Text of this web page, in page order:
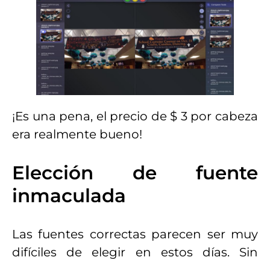
¡Es una pena, el precio de $ 3 por cabeza
era realmente bueno!
Elección de fuente
inmaculada
Las fuentes correctas parecen ser muy
difíciles de elegir en estos días. Sin